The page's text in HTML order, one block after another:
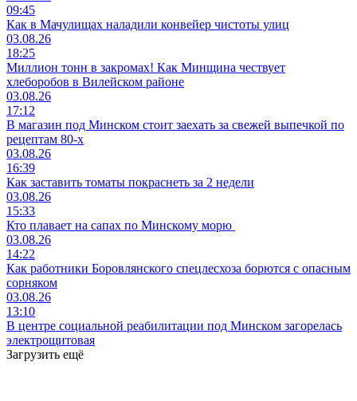
09:45
Как в Мачулищах наладили конвейер чистоты улиц
03.08.26
18:25
Миллион тонн в закромах! Как Минщина чествует
хлеборобов в Вилейском районе
03.08.26
17:12
В магазин под Минском стоит заехать за свежей выпечкой по
рецептам 80-х
03.08.26
16:39
Как заставить томаты покраснеть за 2 недели
03.08.26
15:33
Кто плавает на сапах по Минскому морю
03.08.26
14:22
Как работники Боровлянского спецлесхоза борются с опасным
сорняком
03.08.26
13:10
В центре социальной реабилитации под Минском загорелась
электрощитовая
Загрузить ещё